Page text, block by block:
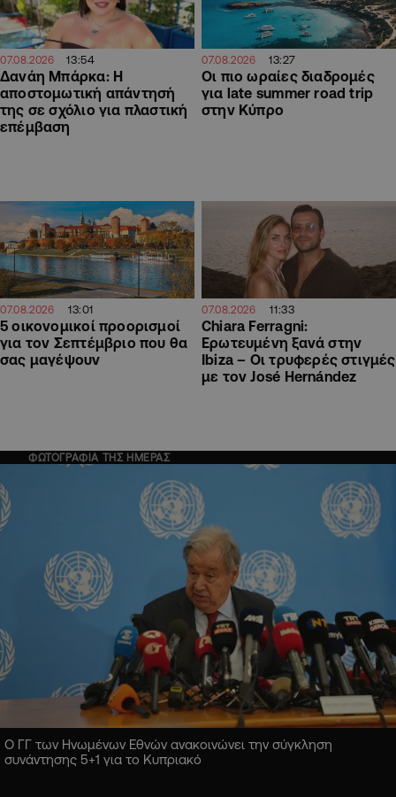
07.08.2026 13:54
Δανάη Μπάρκα: Η
αποστομωτική απάντησή
της σε σχόλιο για πλαστική
επέμβαση
07.08.2026 13:27
Οι πιο ωραίες διαδρομές
για late summer road trip
στην Κύπρο
07.08.2026 13:01
5 οικονομικοί προορισμοί
για τον Σεπτέμβριο που θα
σας μαγέψουν
07.08.2026 11:33
Chiara Ferragni:
Ερωτευμένη ξανά στην
Ibiza – Οι τρυφερές στιγμές
με τον José Hernández
ΦΩΤΟΓΡΑΦΙΑ ΤΗΣ ΗΜΕΡΑΣ
Ο ΓΓ των Ηνωμένων Εθνών ανακοινώνει την σύγκληση
συνάντησης 5+1 για το Κυπριακό